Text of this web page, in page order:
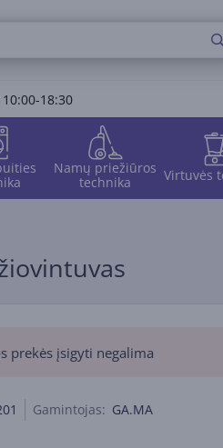
18:30
Namų priežiūros
technika
Virtuvės
prekės įsigyti negalima
Gamintojas: GA.MA